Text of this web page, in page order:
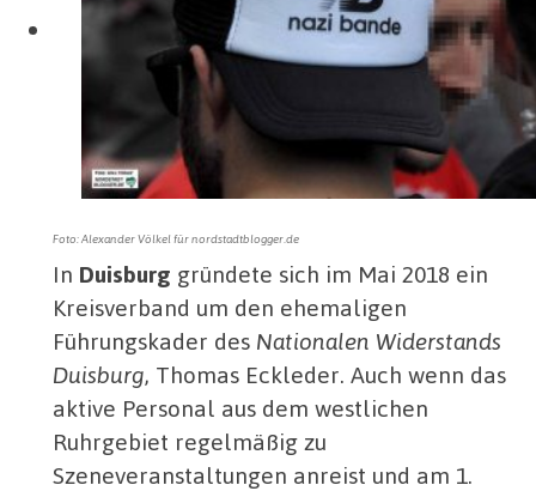
Foto: Alexander Völkel für nordstadtblogger.de
In Duisburg gründete sich im Mai 2018 ein
Kreisverband um den ehemaligen
Führungskader des Nationalen Widerstands
Duisburg, Thomas Eckleder. Auch wenn das
aktive Personal aus dem westlichen
Ruhrgebiet regelmäßig zu
Szeneveranstaltungen anreist und am 1.